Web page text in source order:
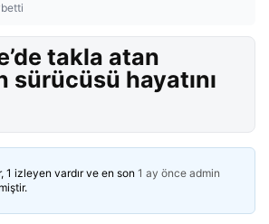
takla atan
sürücüsü hayatını
1 izleyen vardır ve en son 1 ay önce admin